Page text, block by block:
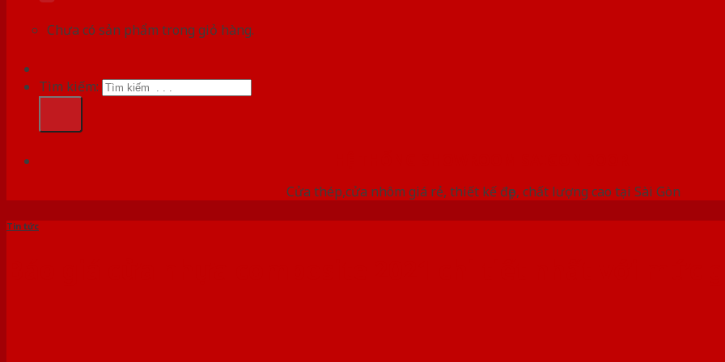
Chưa có sản phẩm trong giỏ hàng.
Tìm kiếm:
Cửa thép,cửa nhôm giá rẻ, thiết kế đẹp, chất lượng cao tại Sài Gòn
Tin tức